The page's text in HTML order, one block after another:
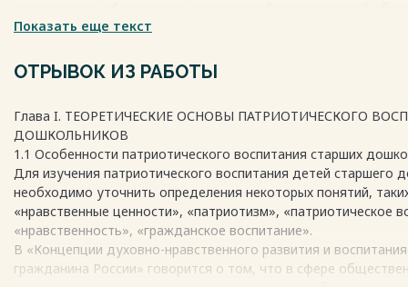
коммуникативное развитие» являются «воспитание начал
моральные и нравственные ценности, формирование
праздниках».
Весь текст будет доступенпосле покупки
Показать еще текст
ОТРЫВОК ИЗ РАБОТЫ
Глава I. ТЕОРЕТИЧЕСКИЕ ОСНОВЫ ПАТРИОТИЧЕСКОГО
ДОШКОЛЬНИКОВ
1.1 Особенности патриотического воспитания старших
Для изучения патриотического воспитания детей старшего
необходимо уточнить определения некоторых понятий,
«нравственные ценности», «патриотизм», «патриотическое
«нравственность», «гражданское воспитание».
В «Концепции духовно-нравственного развития и
гражданина России» говорится о том, что в сфере